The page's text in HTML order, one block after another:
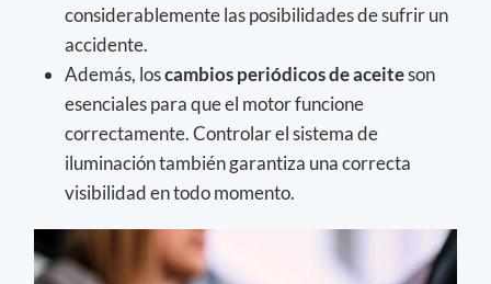
considerablemente las posibilidades de sufrir un
accidente.
Además, loscambios periódicos de aceiteson
esenciales para que el motor funcione
correctamente. Controlar el sistema de
iluminación también garantiza una correcta
visibilidad en todo momento.